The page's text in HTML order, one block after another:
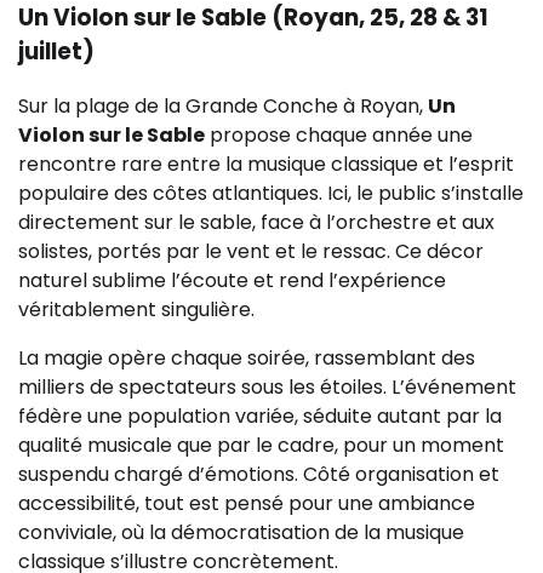
Un Violon sur le Sable (Royan, 25, 28 & 31
juillet)
Sur la plage de la Grande Conche à Royan, Un
Violon sur le Sable propose chaque année une
rencontre rare entre la musique classique et l’esprit
populaire des côtes atlantiques. Ici, le public s’installe
directement sur le sable, face à l’orchestre et aux
solistes, portés par le vent et le ressac. Ce décor
naturel sublime l’écoute et rend l’expérience
véritablement singulière.
La magie opère chaque soirée, rassemblant des
milliers de spectateurs sous les étoiles. L’événement
fédère une population variée, séduite autant par la
qualité musicale que par le cadre, pour un moment
suspendu chargé d’émotions. Côté organisation et
accessibilité, tout est pensé pour une ambiance
conviviale, où la démocratisation de la musique
classique s’illustre concrètement.